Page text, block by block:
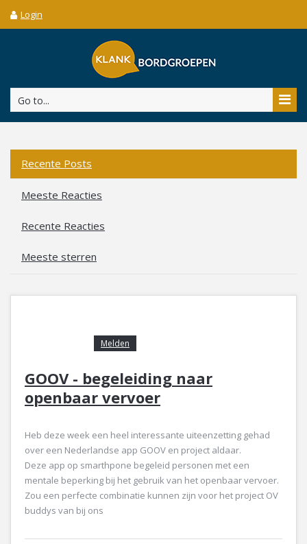
Login
Go to...
Recente Posts
Meeste Reacties
Recente Reacties
Meeste sterren
GOOV - begeleiding naar
openbaar vervoer
Melden
Heb deze week een heel interessante uiteenzetting gehad
over een Nederlandse app GOOV en project aldaar.
Deze app op smarthpone begeleid personen met een
mentale beperking bij het gebruik van het openbaar vervoer.
Zou een perfecte combinatie kunnen zijn voor het project OV
buddys van bij ons